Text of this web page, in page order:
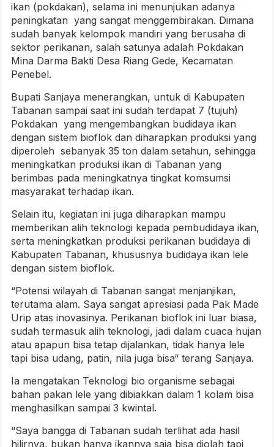
ikan (pokdakan), selama ini menunjukan adanya
peningkatan yang sangat menggembirakan. Dimana
sudah banyak kelompok mandiri yang berusaha di
sektor perikanan, salah satunya adalah Pokdakan
Mina Darma Bakti Desa Riang Gede, Kecamatan
Penebel.
Bupati Sanjaya menerangkan, untuk di Kabupaten
Tabanan sampai saat ini sudah terdapat 7 (tujuh)
Pokdakan yang mengembangkan budidaya ikan
dengan sistem bioflok dan diharapkan produksi yang
diperoleh sebanyak 35 ton dalam setahun, sehingga
meningkatkan produksi ikan di Tabanan yang
berimbas pada meningkatnya tingkat komsumsi
masyarakat terhadap ikan.
Selain itu, kegiatan ini juga diharapkan mampu
memberikan alih teknologi kepada pembudidaya ikan,
serta meningkatkan produksi perikanan budidaya di
Kabupaten Tabanan, khususnya budidaya ikan lele
dengan sistem bioflok.
“Potensi wilayah di Tabanan sangat menjanjikan,
terutama alam. Saya sangat apresiasi pada Pak Made
Urip atas inovasinya. Perikanan bioflok ini luar biasa,
sudah termasuk alih teknologi, jadi dalam cuaca hujan
atau apapun bisa tetap dijalankan, tidak hanya lele
tapi bisa udang, patin, nila juga bisa“ terang Sanjaya.
Ia mengatakan Teknologi bio organisme sebagai
bahan pakan lele yang dibiakkan dalam 1 kolam bisa
menghasilkan sampai 3 kwintal.
“Saya bangga di Tabanan sudah terlihat ada hasil
hilirnya, bukan hanya ikannya saja bisa diolah tapi